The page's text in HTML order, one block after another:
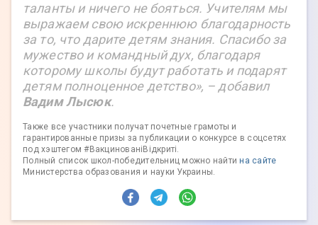
таланты и ничего не бояться. Учителям мы
выражаем свою искреннюю благодарность
за то, что дарите детям знания. Спасибо за
мужество и командный дух, благодаря
которому школы будут работать и подарят
детям полноценное детство», – добавил
Вадим Лысюк.
Также все участники получат почетные грамоты и
гарантированные призы за публикации о конкурсе в соцсетях
под хэштегом #ВакцинованіВідкриті.
Полный список школ-победительниц можно найтина сайте
Министерства образования и науки Украины.